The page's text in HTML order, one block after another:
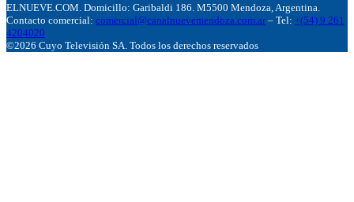
ELNUEVE.COM. Domicillo: Garibaldi 186. M5500 Mendoza, Argentina.
Contacto comercial: comercial@canalnuevemendoza.com.ar – Tel: +(54) 9 261
4204020
©2026 Cuyo Televisión SA. Todos los derechos reservados